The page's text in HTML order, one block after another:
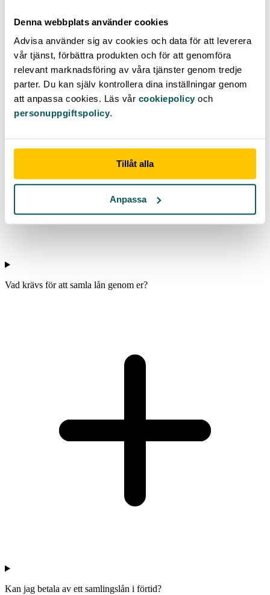
Denna webbplats använder cookies
Advisa använder sig av cookies och data för att leverera
vår tjänst, förbättra produkten och för att genomföra
relevant marknadsföring av våra tjänster genom tredje
parter. Du kan själv kontrollera dina inställningar genom
att anpassa cookies. Läs vår cookiepolicyoch
personuppgiftspolicy.
Tillåt alla
Anpassa
Vad krävs för att samla lån genom er?
Kan jag betala av ett samlingslån i förtid?